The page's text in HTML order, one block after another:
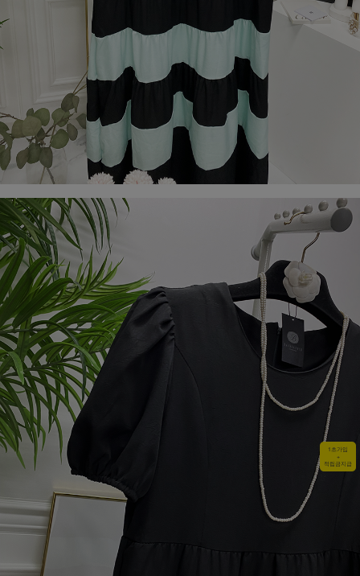
1초가입
+
적립금지급